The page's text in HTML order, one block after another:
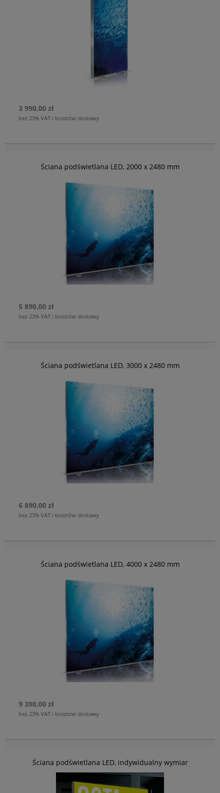
3 990,00 zł
bez 23% VAT i kosztów dostawy
Ściana podświetlana LED, 2000 x 2480 mm
5 890,00 zł
bez 23% VAT i kosztów dostawy
Ściana podświetlana LED, 3000 x 2480 mm
6 890,00 zł
bez 23% VAT i kosztów dostawy
Ściana podświetlana LED, 4000 x 2480 mm
9 390,00 zł
bez 23% VAT i kosztów dostawy
Ściana podświetlana LED, indywidualny wymiar